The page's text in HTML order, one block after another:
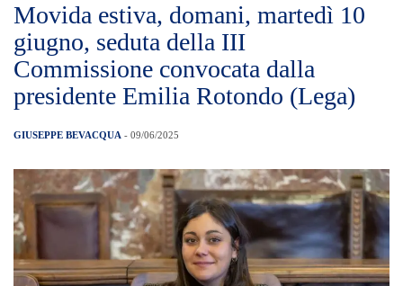
Movida estiva, domani, martedì 10
giugno, seduta della III
Commissione convocata dalla
presidente Emilia Rotondo (Lega)
GIUSEPPE BEVACQUA - 09/06/2025